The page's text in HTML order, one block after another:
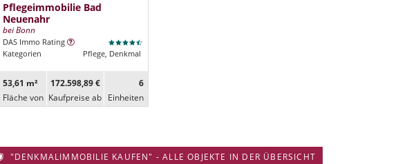
Pflegeimmobilie Bad
Neuenahr
bei Bonn
DAS Immo Rating
Kategorien
Pflege, Denkmal
53,61 m²
Fläche von
172.598,89 €
Kaufpreise ab
6
Ein­heiten
"DENKMALIMMOBILIE KAUFEN" - ALLE OBJEKTE IN DER ÜBERSICHT